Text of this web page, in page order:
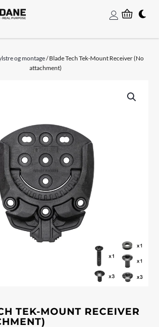
og montage/ Blade Tech Tek-Mount Receiver (No
attachment)
TEK-MOUNT RECEIVER